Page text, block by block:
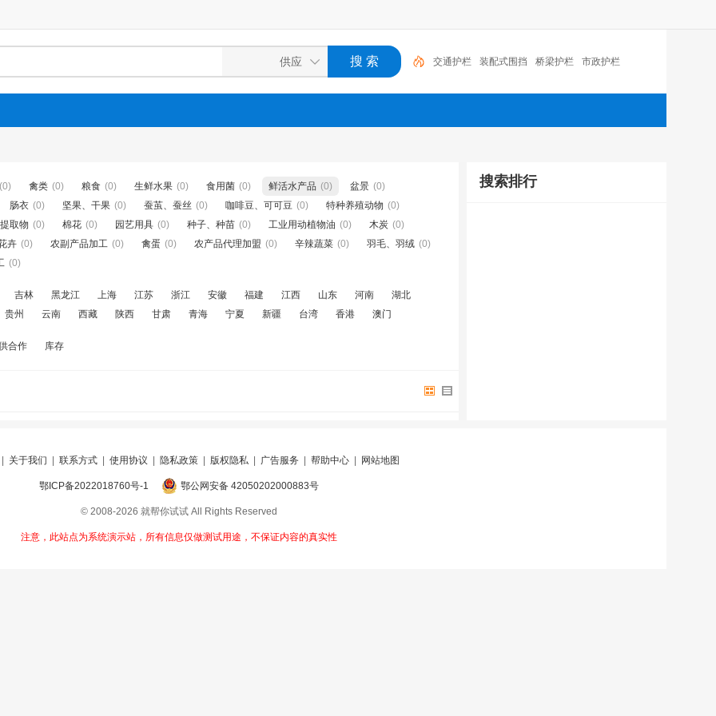
交通护栏 装配式围挡 桥梁护栏 市政护栏
(0) 禽类 (0) 粮食 (0) 生鲜水果 (0) 食用菌 (0) 鲜活水产品 (0) 盆景 (0)
肠衣 (0) 坚果、干果 (0) 蚕茧、蚕丝 (0) 咖啡豆、可可豆 (0) 特种养殖动物 (0)
取物 (0) 棉花 (0) 园艺用具 (0) 种子、种苗 (0) 工业用动植物油 (0) 木炭 (0)
卉 (0) 农副产品加工 (0) 禽蛋 (0) 农产品代理加盟 (0) 辛辣蔬菜 (0) 羽毛、羽绒 (0)
(0)
吉林 黑龙江 上海 江苏 浙江 安徽 福建 江西 山东 河南
湖北
贵州
云南 西藏 陕西 甘肃 青海 宁夏 新疆 台湾 香港 澳门
合作 库存
搜索排行
关于我们 联系方式 使用协议 隐私政策 版权隐私 广告服务 帮助中心 网站地图
鄂ICP备2022018760号-1 鄂公网安备 42050202000883号
© 2008-2026 就帮你试试 All Rights Reserved
注意，此站点为系统演示站，所有信息仅做测试用途，不保证内容的真实性